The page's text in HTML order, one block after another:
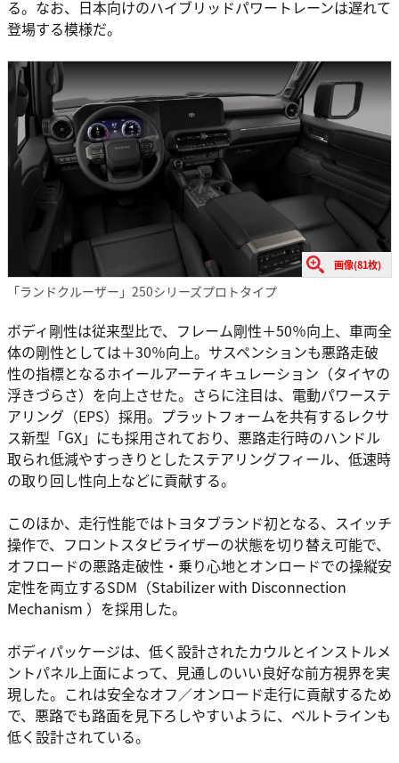
る。なお、日本向けのハイブリッドパワートレーンは遅れて
登場する模様だ。
画像(81枚)
「ランドクルーザー」250シリーズプロトタイプ
ボディ剛性は従来型比で、フレーム剛性＋50％向上、車両全
体の剛性としては＋30％向上。サスペンションも悪路走破
性の指標となるホイールアーティキュレーション（タイヤの
浮きづらさ）を向上させた。さらに注目は、電動パワーステ
アリング（EPS）採用。プラットフォームを共有するレクサ
ス新型「GX」にも採用されており、悪路走行時のハンドル
取られ低減やすっきりとしたステアリングフィール、低速時
の取り回し性向上などに貢献する。
このほか、走行性能ではトヨタブランド初となる、スイッチ
操作で、フロントスタビライザーの状態を切り替え可能で、
オフロードの悪路走破性・乗り心地とオンロードでの操縦安
定性を両立するSDM（Stabilizer with Disconnection
Mechanism ）を採用した。
ボディパッケージは、低く設計されたカウルとインストルメ
ントパネル上面によって、見通しのいい良好な前方視界を実
現した。これは安全なオフ／オンロード走行に貢献するため
で、悪路でも路面を見下ろしやすいように、ベルトラインも
低く設計されている。